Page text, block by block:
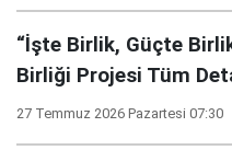
“İşte Birlik, Güçte
Birliği Projesi Tüm
27 Temmuz 2026 Pazartesi 07:30